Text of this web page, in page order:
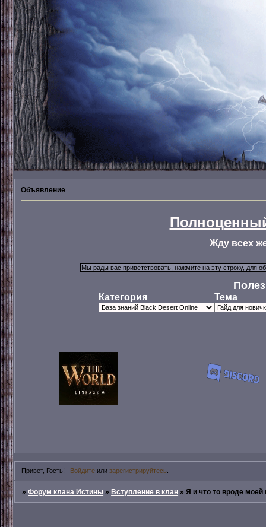
Объявление
Жду всех
Категория Тема
Привет, Гость! Войдитеили зарегистрируйтесь
»Форум клана Истины »Вступление в клан »Я и что то вроде моей